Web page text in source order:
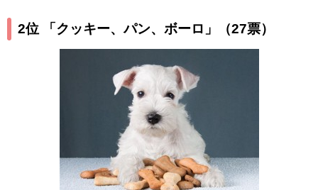
2位 「クッキー、パン、ボーロ」 （27票）